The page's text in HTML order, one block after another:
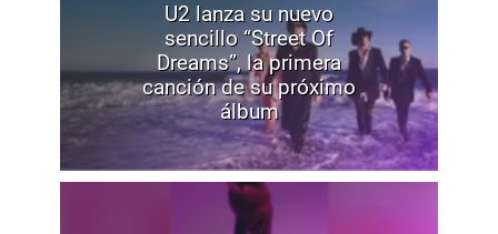
U2 lanza su nuevo
sencillo “Street Of
Dreams”, la primera
canción de su próximo
álbum